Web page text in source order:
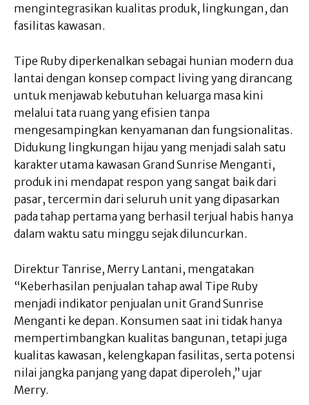
mengintegrasikan kualitas produk, lingkungan, dan
fasilitas kawasan.
Tipe Ruby diperkenalkan sebagai hunian modern dua
lantai dengan konsep compact living yang dirancang
untuk menjawab kebutuhan keluarga masa kini
melalui tata ruang yang efisien tanpa
mengesampingkan kenyamanan dan fungsionalitas.
Didukung lingkungan hijau yang menjadi salah satu
karakter utama kawasan Grand Sunrise Menganti,
produk ini mendapat respon yang sangat baik dari
pasar, tercermin dari seluruh unit yang dipasarkan
pada tahap pertama yang berhasil terjual habis hanya
dalam waktu satu minggu sejak diluncurkan.
Direktur Tanrise, Merry Lantani, mengatakan
“Keberhasilan penjualan tahap awal Tipe Ruby
menjadi indikator penjualan unit Grand Sunrise
Menganti ke depan. Konsumen saat ini tidak hanya
mempertimbangkan kualitas bangunan, tetapi juga
kualitas kawasan, kelengkapan fasilitas, serta potensi
nilai jangka panjang yang dapat diperoleh,” ujar
Merry.